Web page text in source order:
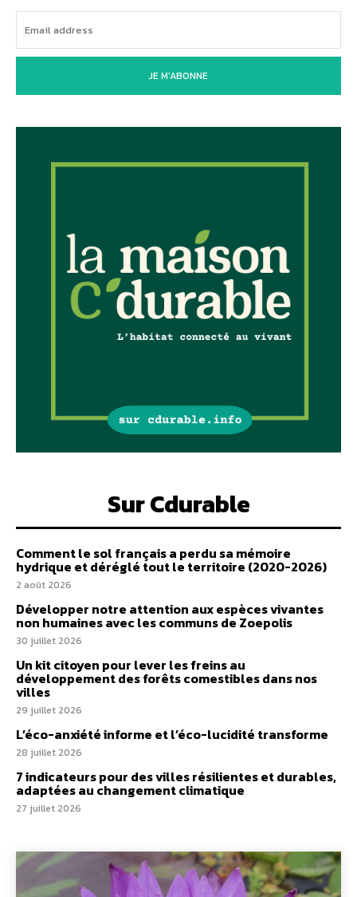
JE M'ABONNE
Sur Cdurable
Comment le sol français a perdu sa mémoire
hydrique et déréglé tout le territoire (2020-2026)
2 août 2026
Développer notre attention aux espèces vivantes
non humaines avec les communs de Zoepolis
30 juillet 2026
Un kit citoyen pour lever les freins au
développement des forêts comestibles dans nos
villes
29 juillet 2026
L’éco-anxiété informe et l’éco-lucidité transforme
28 juillet 2026
7 indicateurs pour des villes résilientes et durables,
adaptées au changement climatique
27 juillet 2026